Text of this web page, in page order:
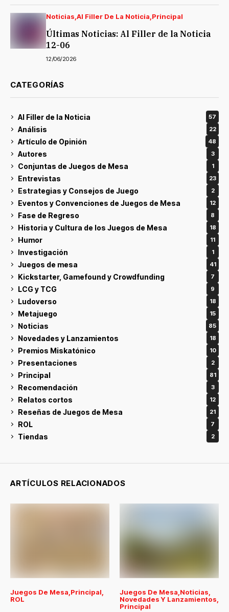
Noticias Al Filler De La Noticia Principal
Últimas Noticias: Al Filler de la Noticia
12-06
12/06/2026
CATEGORÍAS
Al Filler de la Noticia 57
Análisis 22
Artículo de Opinión 48
Autores 3
Conjuntas de Juegos de Mesa 1
Entrevistas 23
Estrategias y Consejos de Juego 2
Eventos y Convenciones de Juegos de Mesa 12
Fase de Regreso 8
Historia y Cultura de los Juegos de Mesa 18
Humor 11
Investigación 1
Juegos de mesa 41
Kickstarter, Gamefound y Crowdfunding 7
LCG y TCG 9
Ludoverso 18
Metajuego 15
Noticias 85
Novedades y Lanzamientos 18
Premios Miskatónico 10
Presentaciones 2
Principal 81
Recomendación 3
Relatos cortos 12
Reseñas de Juegos de Mesa 21
ROL 7
Tiendas 2
ARTÍCULOS RELACIONADOS
Juegos De Mesa Principal
ROL
Juegos De Mesa Noticias
Novedades Y Lanzamientos
Principal